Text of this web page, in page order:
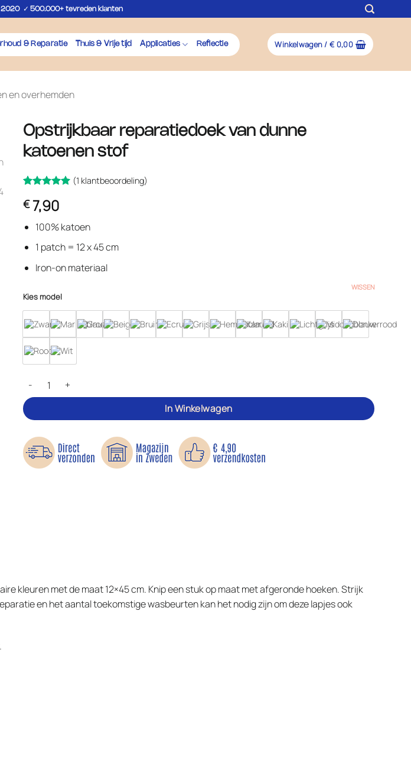
2020✓ 500.000+ tevreden klanten
& Reparatie Thuis & Vrije tijd Applicaties Reflectie Winkelwagen / € 0,00
en overhemden
Opstrijkbaar reparatiedoek van dunne
katoenen stof
5op 5
gebaseerd
opklant
waardering
(1 klantbeoordeling)
€7,90
100% katoen
1 patch = 12 x 45 cm
Iron-on materiaal
Kies model
WISSEN
Opstrijkbaar reparatiedoek van dunne katoenen stof aantal
In Winkelwagen
kleuren met de maat 12×45 cm. Knip een stuk op maat met afgeronde hoeken. Strijk
en het aantal toekomstige wasbeurten kan het nodig zijn om deze lapjes ook